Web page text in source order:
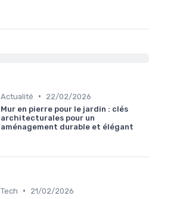
Actualité •
22/02/2026
Mur en pierre pour le jardin : clés
architecturales pour un
aménagement durable et élégant
Tech •
21/02/2026